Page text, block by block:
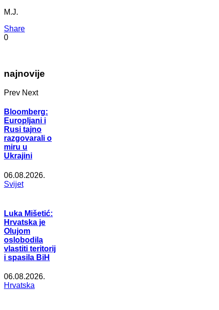
M.J.
Share
0
najnovije
Prev Next
Bloomberg:
Europljani i
Rusi tajno
razgovarali o
miru u
Ukrajini
06.08.2026.
Svijet
Luka Mišetić:
Hrvatska je
Olujom
oslobodila
vlastiti teritorij
i spasila BiH
06.08.2026.
Hrvatska